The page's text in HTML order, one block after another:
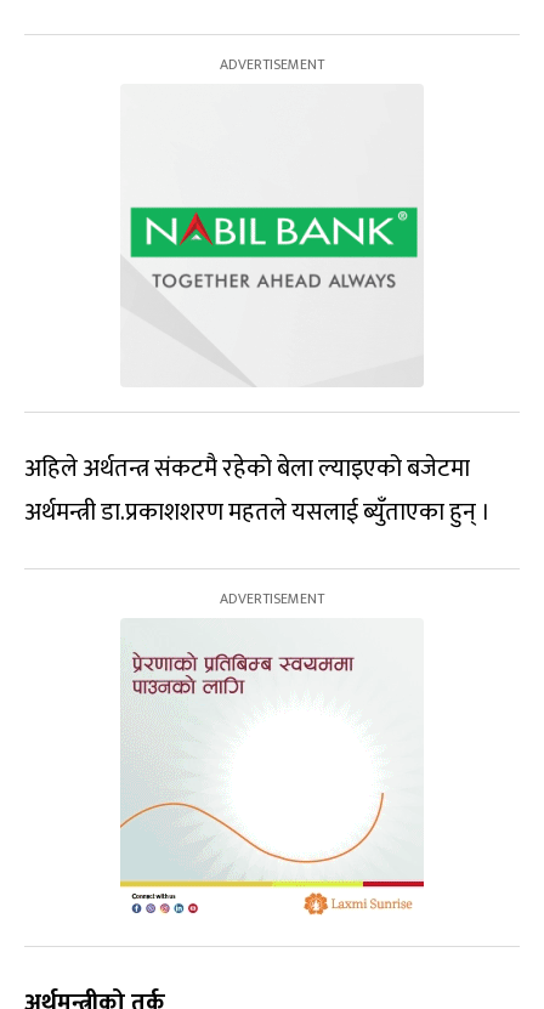
अहिले अर्थतन्त्र संकटमै रहेको बेला ल्याइएको बजेटमा
अर्थमन्त्री डा.प्रकाशशरण महतले यसलाई ब्युँताएका हुन् ।